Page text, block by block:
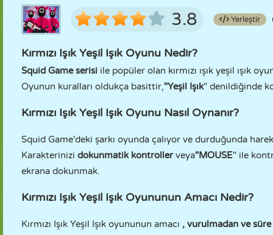
3.8 Yerleştir
Kırmızı Işık Yeşil Işık Oyunu Nedir?
Squid Game serisi ile popüler olan kırmızı ışık yeşil ışık
Oyunun kuralları oldukça basittir,"Yeşil Işık" denildiğinde
Kırmızı Işık Yeşil Işık Oyunu Nasıl Oynanır?
Squid Game'deki şarkı oyunda çalıyor ve durduğunda
Karakterinizi dokunmatik kontrollerveya"MOUSE" ile
ekrana dokunmak.
Kırmızı Işık Yeşil Işık Oyununun Amacı Nedir?
Kırmızı Işık Yeşil Işık oyununun amacı , vurulmadan ve